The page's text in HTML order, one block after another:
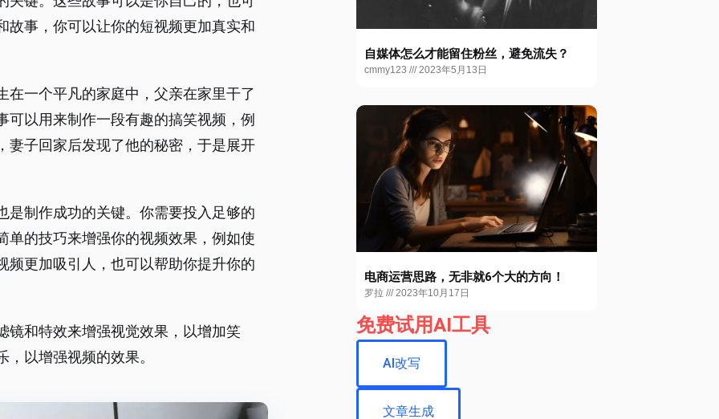
故事，你可以让你的短视频更加真实和
在一个平凡的家庭中，父亲在家里干了
以用来制作一段有趣的搞笑视频，例
妻子回家后发现了他的秘密，于是展开
是制作成功的关键。你需要投入足够的
单的技巧来增强你的视频效果，例如使
频更加吸引人，也可以帮助你提升你的
镜和特效来增强视觉效果，以增加笑
以增强视频的效果。
自媒体怎么才能留住粉丝，避免流失？
cmmy123 2023年5月13日
电商运营思路，无非就6个大的方向！
罗拉 2023年10月17日
免费试用AI工具
AI改写
文章生成